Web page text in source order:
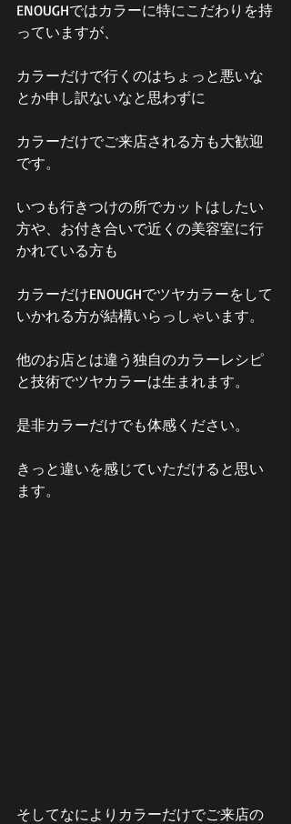
ENOUGHではカラーに特にこだわりを持
っていますが、
カラーだけで行くのはちょっと悪いな
とか申し訳ないなと思わずに
カラーだけでご来店される方も大歓迎
です。
いつも行きつけの所でカットはしたい
方や、お付き合いで近くの美容室に行
かれている方も
カラーだけENOUGHでツヤカラーをして
いかれる方が結構いらっしゃいます。
他のお店とは違う独自のカラーレシピ
と技術でツヤカラーは生まれます。
是非カラーだけでも体感ください。
きっと違いを感じていただけると思い
ます。
そしてなによりカラーだけでご来店の